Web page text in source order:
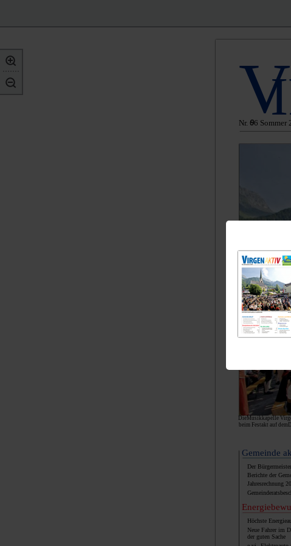
V
Nr. 66 Sommer
DieMusikkapelle
beim Festakt auf
9
Gemeinde
Der
Berichte der
Jahresrechnung
Höchste
Neue Fahrer im
der guten Sache